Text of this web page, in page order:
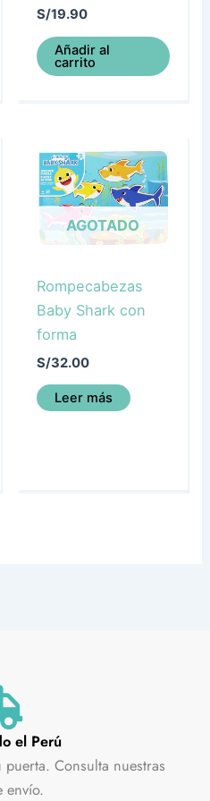
S/19.90
Añadir al
carrito
AGOTADO
Rompecabezas
Baby Shark con
forma
S/32.00
Leer más
el Perú
Consulta nuestras
envío.